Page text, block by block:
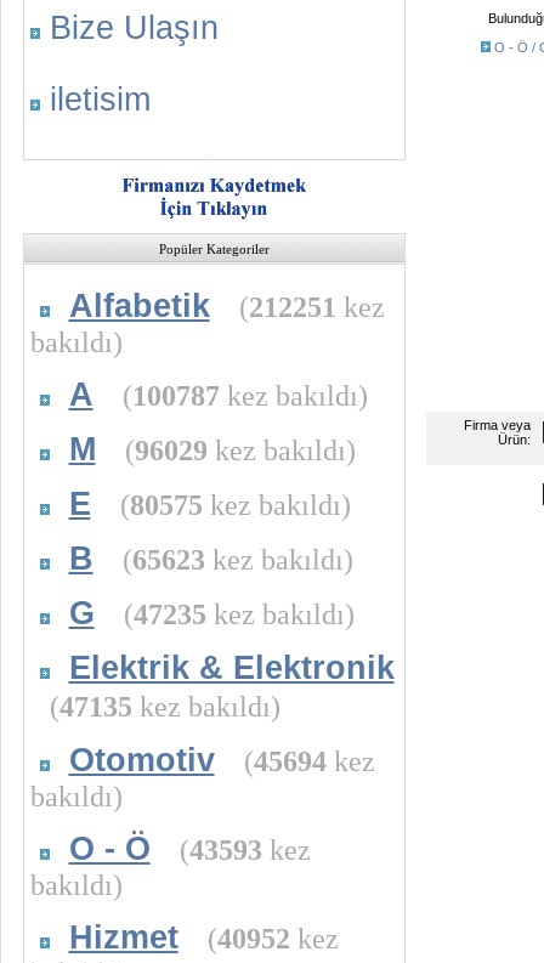
Bize Ulaşın
iletisim
Popüler Kategoriler
Alfabetik (212251 kez
bakıldı)
A (100787kez bakıldı)
M (96029 kez bakıldı)
E (80575 kez bakıldı)
B (65623 kez bakıldı)
G (47235 kez bakıldı)
Elektrik & Elektronik
(47135 kez bakıldı)
Otomotiv (45694kez
bakıldı)
O - Ö (43593 kez
bakıldı)
Hizmet (40952 kez
O - Ö /
Firma veya
Ürün: